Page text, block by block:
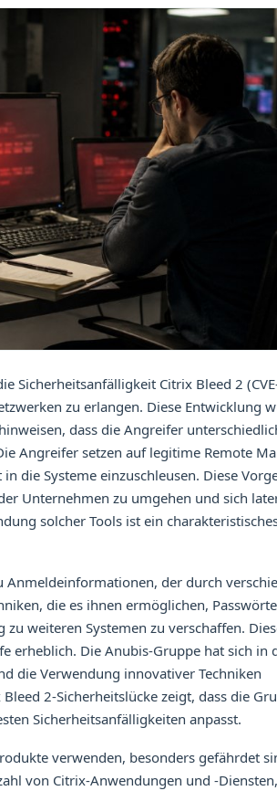
Sicherheitsanfälligkeit Citrix Bleed 2
zu erlangen. Diese Entwicklung
dass die Angreifer
Angreifer setzen auf legitime Remote
die Systeme einzuschleusen. Diese
Unternehmen zu umgehen und sich
solcher Tools ist ein
der durch
die es ihnen ermöglichen,
weiteren Systemen zu verschaffen.
erheblich. Die Anubis-Gruppe hat sich in
die Verwendung innovativer Techniken
2-Sicherheitslücke zeigt, dass die
Sicherheitsanfälligkeiten anpasst.
verwenden, besonders gefährdet
von Citrix-Anwendungen und -